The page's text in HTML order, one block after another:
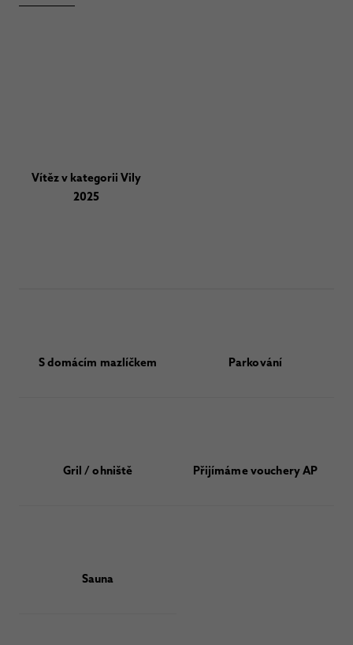
Vítěz v kategorii Vily
2025
S domácím mazlíčkem Parkování
Gril / ohniště Přijímáme vouchery AP
Sauna